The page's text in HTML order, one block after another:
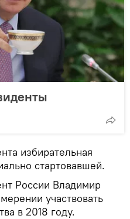
избирательная
стартовавшей.
России Владимир
участвовать
в 2018 году.